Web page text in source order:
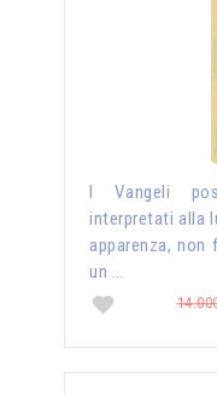
I Vangeli
interpretati alla
apparenza,
un …